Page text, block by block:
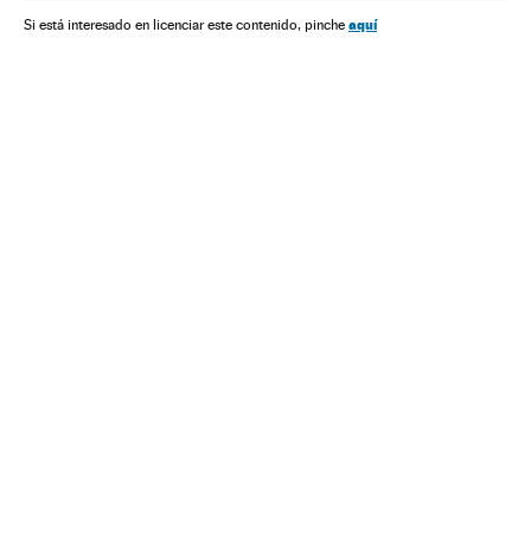
Si está interesado en licenciar este contenido, pinche aquí